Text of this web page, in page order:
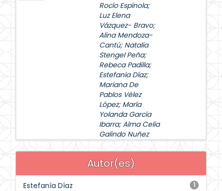
Rocío Espínola;
Luz Elena
Vázquez- Bravo;
Alina Mendoza-
Cantú; Natalia
Stengel Peña;
Rebeca Padilla;
Estefanía Díaz;
Mariana De
Pablos Vélez
López; María
Yolanda García
Ibarra;Alma Celia
Galindo Nuñez
Autor(es)
1
Estefanía Díaz